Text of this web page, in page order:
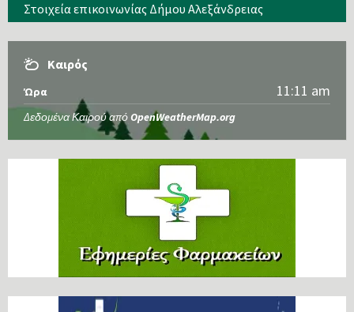
Στοιχεία επικοινωνίας Δήμου Αλεξάνδρειας
Καιρός
Ώρα 11:11 am
Δεδομένα Καιρού από OpenWeatherMap.org